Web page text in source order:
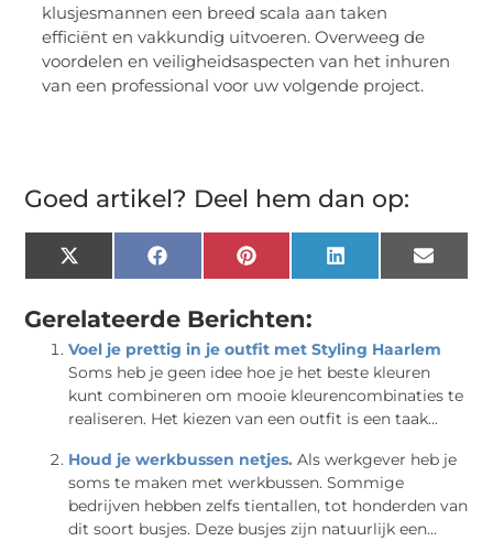
klusjesmannen een breed scala aan taken
efficiënt en vakkundig uitvoeren. Overweeg de
voordelen en veiligheidsaspecten van het inhuren
van een professional voor uw volgende project.
Goed artikel? Deel hem dan op:
X
(Twitter)
FacebookPinterestLinkedInEmail
Gerelateerde Berichten:
Voel je prettig in je outfit met Styling Haarlem
Soms heb je geen idee hoe je het beste kleuren
kunt combineren om mooie kleurencombinaties te
realiseren. Het kiezen van een outfit is een taak...
Houd je werkbussen netjes. Als werkgever heb je
soms te maken met werkbussen. Sommige
bedrijven hebben zelfs tientallen, tot honderden van
dit soort busjes. Deze busjes zijn natuurlijk een...